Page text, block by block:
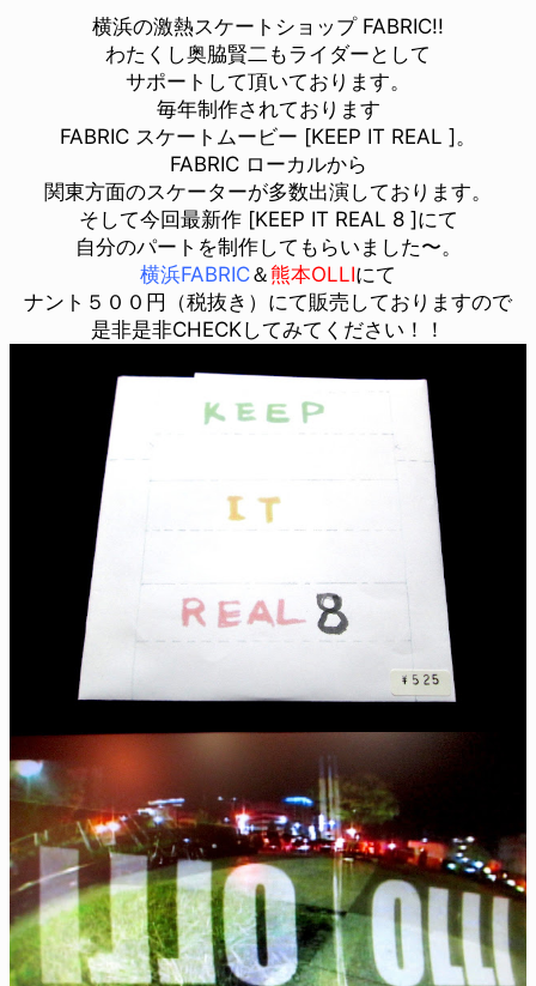
横浜の激熱スケートショップ FABRIC!!
わたくし奥脇賢二もライダーとして
サポートして頂いております。
毎年制作されております
FABRIC スケートムービー [KEEP IT REAL ]。
FABRIC ローカルから
関東方面のスケーターが多数出演しております。
そして今回最新作 [KEEP IT REAL 8 ]にて
自分のパートを制作してもらいました〜。
横浜FABRIC＆熊本OLLIにて
ナント５００円（税抜き）にて販売しておりますので
是非是非CHECKしてみてください！！